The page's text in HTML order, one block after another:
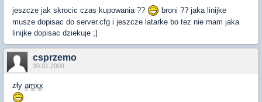
jeszcze jak skrocic czas kupowania ??
broni ?? jaka linijke
musze dopisac do server.cfg i jeszcze latarke bo tez nie mam jaka
linijke dopisac dziekuje ;]
csprzemo
30.01.2009
zły amxx